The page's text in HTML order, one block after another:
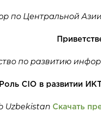
по Центральной
по развитию
Роль CIO в развитии
Uzbekistan Скачать